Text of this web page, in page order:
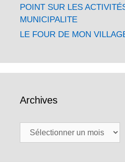
POINT SUR LES
MUNICIPALITE
LE FOUR DE MON
Archives
Archives